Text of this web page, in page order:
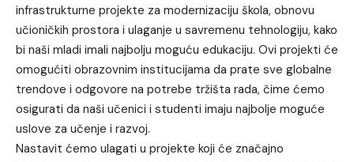
infrastrukturne projekte za modernizaciju škola, obnovu
učioničkih prostora i ulaganje u savremenu tehnologiju, kako
bi naši mladi imali najbolju moguću edukaciju. Ovi projekti će
omogućiti obrazovnim institucijama da prate sve globalne
trendove i odgovore na potrebe tržišta rada, čime ćemo
osigurati da naši učenici i studenti imaju najbolje moguće
uslove za učenje i razvoj.
Nastavit ćemo ulagati u projekte koji će značajno